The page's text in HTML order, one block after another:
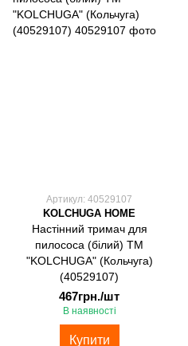
Артикул: 40529107
KOLCHUGA HOME
Настінний тримач для
пилососа (білий) ТМ
"KOLCHUGA" (Кольчуга)
(40529107)
467грн./шт
В наявності
Купити